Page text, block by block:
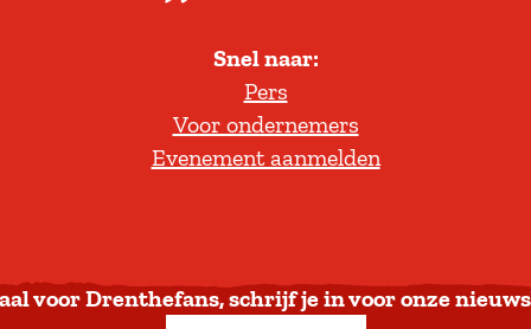
l
t
e
r
a
Snel naar:
Pers
Voor ondernemers
Evenement aanmelden
voor Drenthefans, schrijf je in voor onze